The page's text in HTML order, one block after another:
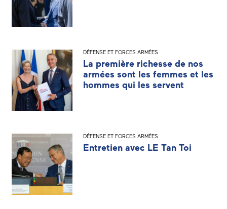
DÉFENSE ET FORCES ARMÉES
La première richesse de nos
armées sont les femmes et les
hommes qui les servent
DÉFENSE ET FORCES ARMÉES
Entretien avec LE Tan Toi